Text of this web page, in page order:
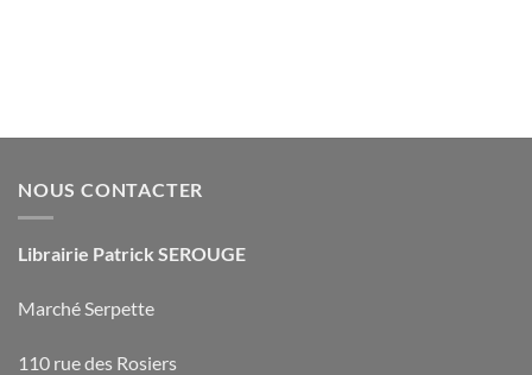
NOUS CONTACTER
Librairie Patrick SEROUGE
Marché Serpette
110 rue des Rosiers